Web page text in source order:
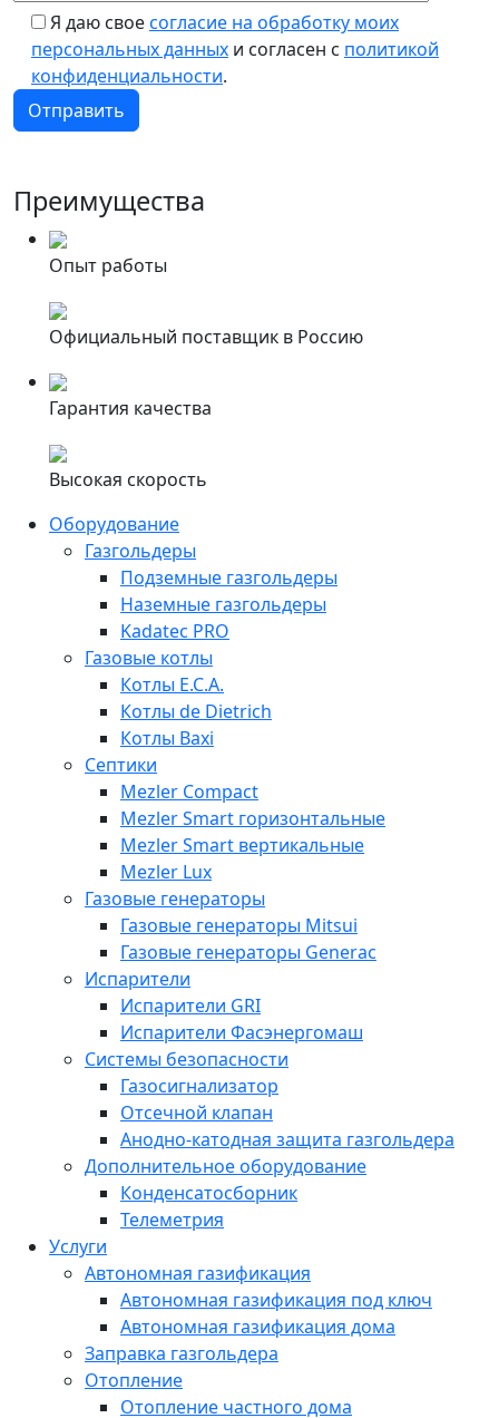
Я даю своесогласие на обработку моих
персональных данных и согласен с политикой
конфиденциальности.
Преимущества
Опыт работы
Официальный поставщик в Россию
Гарантия качества
Высокая скорость
Оборудование
Газгольдеры
Подземные газгольдеры
Наземные газгольдеры
Kadatec PRO
Газовые котлы
Котлы E.C.A.
Котлы de Dietrich
Котлы Baxi
Септики
Mezler Compact
Mezler Smart горизонтальные
Mezler Smart вертикальные
Mezler Lux
Газовые генераторы
Газовые генераторы Mitsui
Газовые генераторы Generac
Испарители
Испарители GRI
Испарители Фасэнергомаш
Системы безопасности
Газосигнализатор
Отсечной клапан
Анодно-катодная защита газгольдера
Дополнительное оборудование
Конденсатосборник
Телеметрия
Услуги
Автономная газификация
Автономная газификация под ключ
Автономная газификация дома
Заправка газгольдера
Отопление
Отопление частного дома